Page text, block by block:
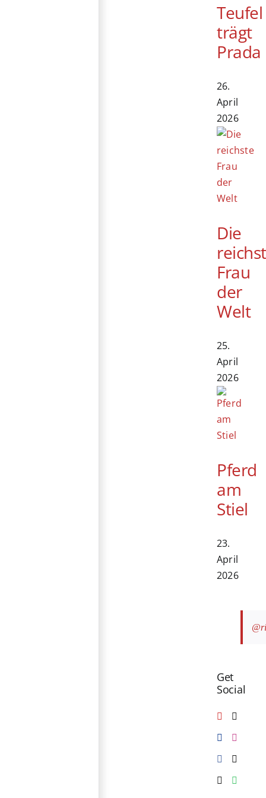
Teufel
trägt
Prada
26.
April
2026
Die
Frau
der
Welt
25.
April
2026
Pferd
am
Stiel
23.
April
2026
Get
Social